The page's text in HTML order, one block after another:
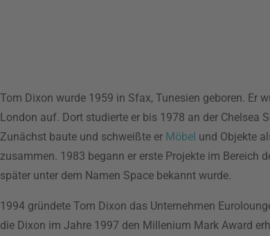
Tom Dixon wurde 1959 in Sfax, Tunesien geboren. Er
London auf. Dort studierte er bis 1978 an der Chelsea
Zunächst baute und schweißte er Möbel und Objekte
zusammen. 1983 begann er erste Projekte im Bereich
später unter dem Namen Space bekannt wurde.
1994 gründete Tom Dixon das Unternehmen
die Dixon im Jahre 1997 den Millenium Mark Award